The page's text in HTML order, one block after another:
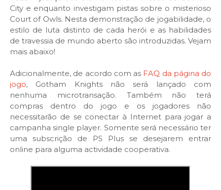
City e enquanto investigam pistas sobre o misterioso
Court of Owls. Nesta demonstração de jogabilidade, o
estilo de luta distinto de cada herói e as habilidades
de travessia de mundo aberto são introduzidas. Vejam
mais abaixo!
Adicionalmente, de acordo com as FAQ da página do
jogo, Gotham Knights não será lançado com
nenhuma microtransação. Também não terá
compras dentro do jogo e os jogadores não
necessitarão de se conectar à Internet para jogar a
campanha single player. Somente será necessário ter
uma subscrição de PS Plus se desejarem entrar
online para alguma actividade cooperativa.